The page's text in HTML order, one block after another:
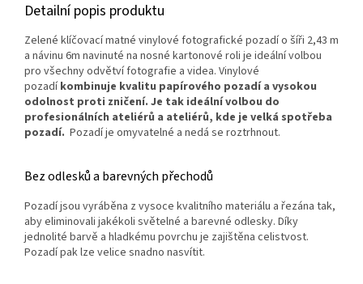
Detailní popis produktu
Zelené klíčovací matné vinylové fotografické pozadí o šíři 2,43 m
a návinu 6m navinuté na nosné kartonové roli je ideální volbou
pro všechny odvětví fotografie a videa. Vinylové
pozadíkombinuje kvalitu papírového pozadí a vysokou
odolnost proti zničení. Je tak ideální volbou do
profesionálních ateliérů a ateliérů, kde je velká spotřeba
pozadí. Pozadí je omyvatelné a nedá se roztrhnout.
Bez odlesků a barevných přechodů
Pozadí jsou vyráběna z vysoce kvalitního materiálu a řezána tak,
aby eliminovali jakékoli světelné a barevné odlesky. Díky
jednolité barvě a hladkému povrchu je zajištěna celistvost.
Pozadí pak lze velice snadno nasvítit.